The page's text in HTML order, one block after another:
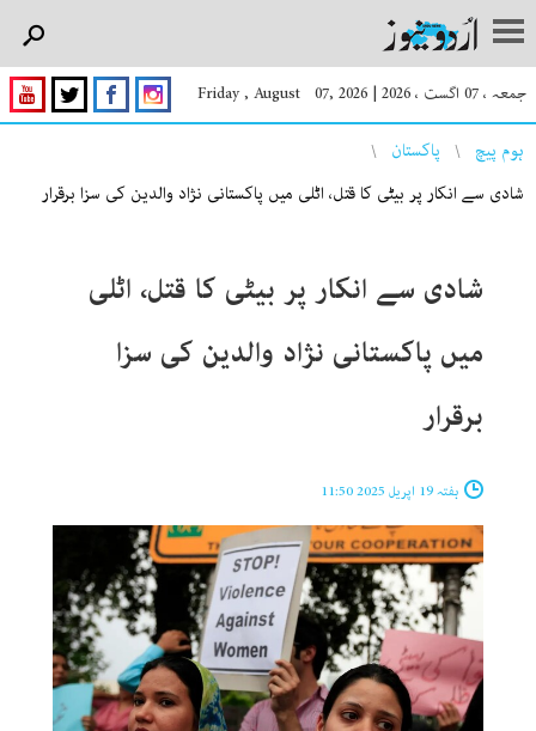
جمعہ ، 07 اگست ، 2026 |
Friday , August 07, 2026
You are here
ہوم پیچ
پاکستان
شادی سے انکار پر بیٹی کا قتل، اٹلی میں پاکستانی نژاد والدین کی سزا برقرار
شادی سے انکار پر بیٹی کا قتل، اٹلی
میں پاکستانی نژاد والدین کی سزا
برقرار
ہفتہ 19 اپریل 2025 11:50